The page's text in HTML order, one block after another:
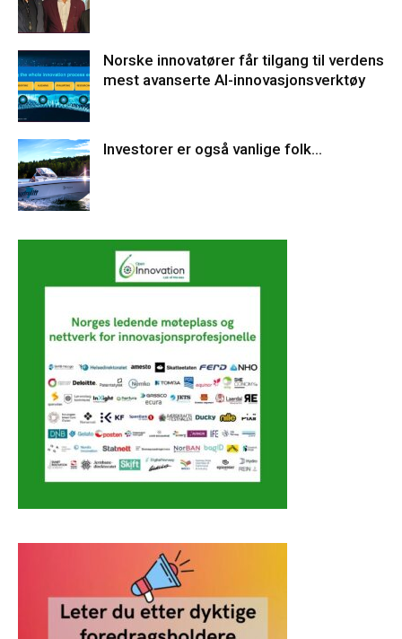
Norske innovatører får tilgang til verdens
mest avanserte AI-innovasjonsverktøy
Investorer er også vanlige folk…